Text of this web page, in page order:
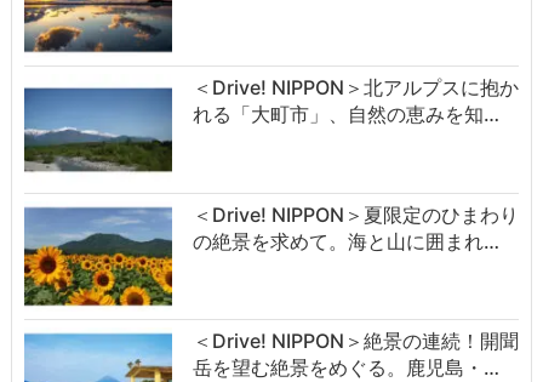
＜Drive! NIPPON＞北アルプスに抱か
れる「大町市」、自然の恵みを知…
＜Drive! NIPPON＞夏限定のひまわり
の絶景を求めて。海と山に囲まれ…
＜Drive! NIPPON＞絶景の連続！開聞
岳を望む絶景をめぐる。鹿児島・…